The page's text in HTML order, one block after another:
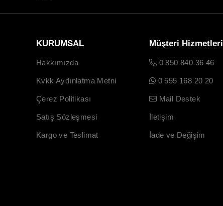
KURUMSAL
Hakkımızda
Kvkk Aydınlatma Metni
Çerez Politikası
Satış Sözleşmesi
Kargo ve Teslimat
Müşteri Hizmetleri
0 850 840 36 46
0 555 168 20 20
Mail Destek
İletişim
İade ve Değişim